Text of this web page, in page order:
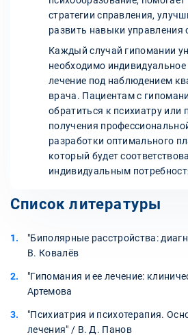
стратегии справления,
развить навыки
Каждый случай гипомании
необходимо индивидуальное
лечение под наблюдением
врача. Пациентам с
обратиться к психиатру или
получения
разработки оптимального
который будет
индивидуальным
Список литературы
"Биполярные расстройства:
В. Ковалёв
"Гипомания и ее лечение:
Артемова
"Психиатрия и психотерапия.
лечения" / В. Д. Панов